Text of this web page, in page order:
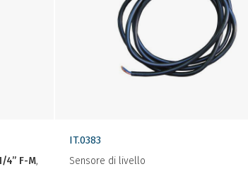
F-M,
IT.0383
Sensore di livello